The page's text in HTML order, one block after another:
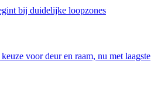
bij duidelijke loopzones
voor deur en raam, nu met laagste